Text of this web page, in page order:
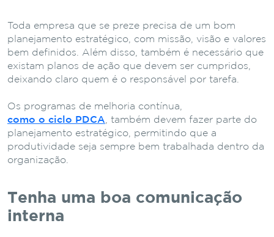
Toda empresa que se preze precisa de um bom
planejamento estratégico, com missão, visão e valores
bem definidos. Além disso, também é necessário que
existam planos de ação que devem ser cumpridos,
deixando claro quem é o responsável por tarefa.
Os programas de melhoria contínua,
como o ciclo PDCA , também devem fazer parte do
planejamento estratégico, permitindo que a
produtividade seja sempre bem trabalhada dentro da
organização.
Tenha uma boa comunicação
interna